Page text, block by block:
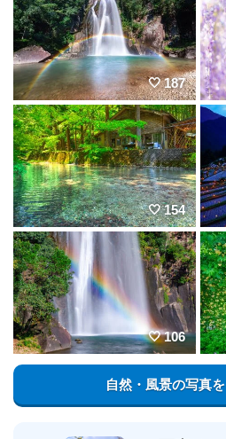
187
154
106
自然・風景の写真